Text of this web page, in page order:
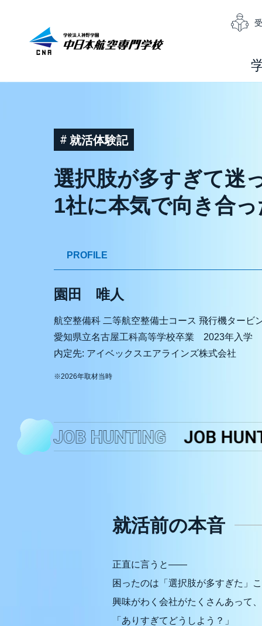
就活体験記
選択肢が多すぎて迷
1社に本気で向き合
PROFILE
園田 唯人
航空整備科 二等航空整備士コース 飛行機タービ
愛知県立名古屋工科高等学校卒業 2023年入学
内定先: アイベックスエアラインズ株式会社
※2026年取材当時
就活前の本音
正直に言うと――
困ったのは「選択肢が多すぎた」
興味がわく会社がたくさんあって、
「ありすぎてどうしよう？」